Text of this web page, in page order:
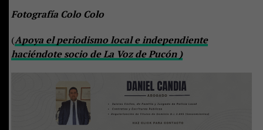
Fotografía Colo Colo
(Apoya el periodismo local e independiente
haciéndote socio de La Voz de Pucón )